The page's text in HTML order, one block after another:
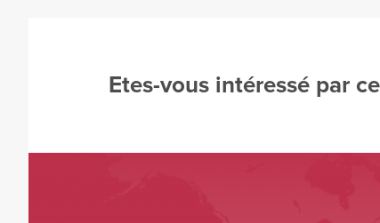
Etes-vous intéressé par